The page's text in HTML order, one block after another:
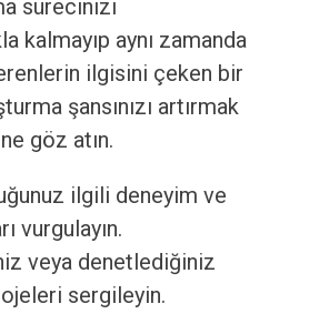
sürecinizi
kalmayıp aynı zamanda
ilgisini çeken bir
şansınızı artırmak
göz atın.
ilgili deneyim ve
vurgulayın.
veya denetlediğiniz
sergileyin.